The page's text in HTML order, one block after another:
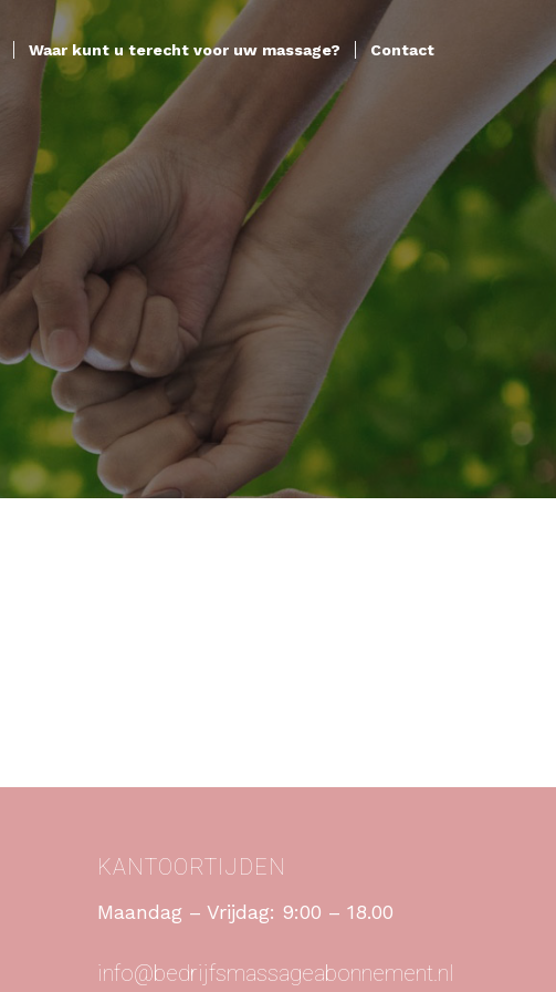
Waar kunt u terecht voor uw massage? Contact
KANTOORTIJDEN
Maandag – Vrijdag: 9:00 – 18.00
info@bedrijfsmassageabonnement.nl